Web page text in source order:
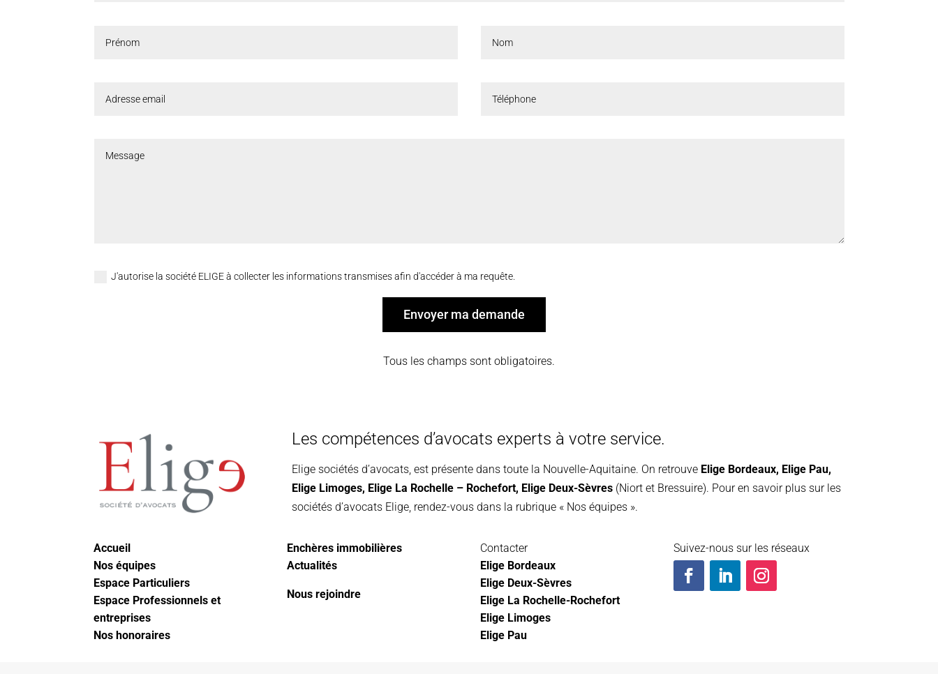
J'autorise la société ELIGE à collecter les informations transmises afin d'accéder à ma requête.
Envoyer ma demande
Tous les champs sont obligatoires.
Les compétences d’avocats experts à votre service.
Elige sociétés d’avocats, est présente dans toute la Nouvelle-Aquitaine. On retrouve Elige Bordeaux, Elige Pau,
Elige Limoges, Elige La Rochelle – Rochefort, Elige Deux-Sèvres (Niort et Bressuire). Pour en savoir plus sur les
sociétés d’avocats Elige, rendez-vous dans la rubrique « Nos équipes ».
Accueil
Nos équipes
Espace Particuliers
Espace Professionnels et
entreprises
Nos honoraires
Enchères immobilières
Actualités
Nous rejoindre
Contacter
Elige Bordeaux
Elige Deux-Sèvres
Elige La Rochelle-Rochefort
Elige Limoges
Elige Pau
Suivez-nous sur les réseaux